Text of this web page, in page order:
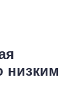
низким